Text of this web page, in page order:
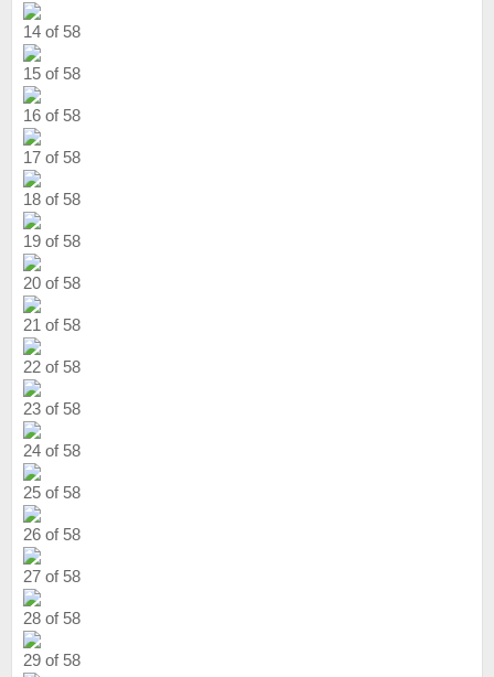
14 of 58
15 of 58
16 of 58
17 of 58
18 of 58
19 of 58
20 of 58
21 of 58
22 of 58
23 of 58
24 of 58
25 of 58
26 of 58
27 of 58
28 of 58
29 of 58